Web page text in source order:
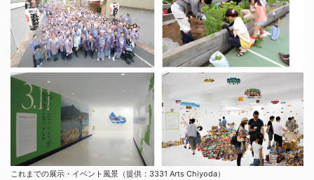
これまでの展示・イベント風景（提供：3331 Arts Chiyoda）